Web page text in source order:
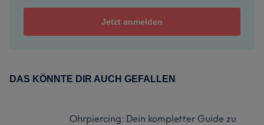
DAS KÖNNTE DIR AUCH GEFALLEN
Ohrpiercing: Dein kompletter Guide zu